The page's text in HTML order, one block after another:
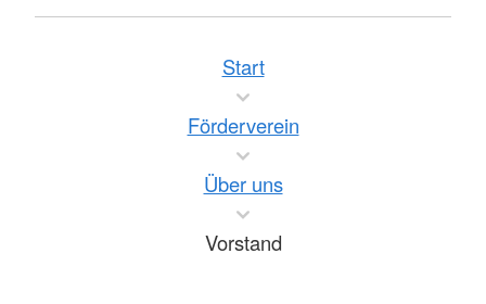
Start
Förderverein
Über uns
Vorstand